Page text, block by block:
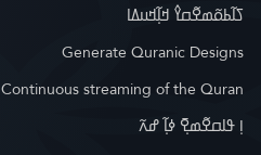
ߖߊ߬ߕߋ߬ߘߐ߬ߛߌ߮ ߞߊ߲߬ߞߎߡߊ
Generate Quranic Designs
Continuous streaming of the Quran
ߊ߲ ߟߊߛߐ߬ߘߐ߲߫ ߦߊ߲߬ ߝߍ߬